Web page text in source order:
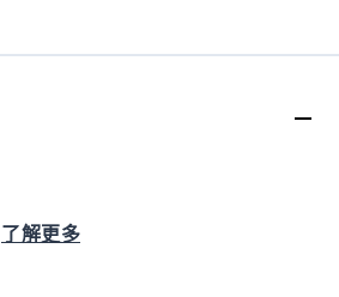
了解更多